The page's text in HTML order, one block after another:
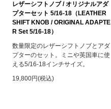
レザーシフトノブ / オリジナルアダ
プターセット 5/16-18（LEATHER
SHIFT KNOB / ORIGINAL ADAPTE
R Set 5/16-18）
数量限定のレザーシフトノブとアダ
プターのセット。ミニや英国車に使
える5/16-18インチサイズ。
19,800円(税込)